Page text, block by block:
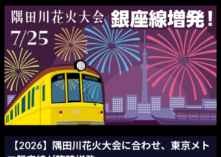
【2026】隅田川花火大会に合わせ、東京メト